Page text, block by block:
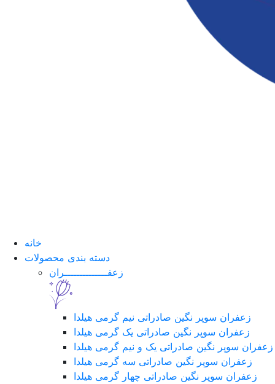
خانه
دسته بندی محصولات
زعفــــــــــــــران
زعفران سوپر نگین صادراتی نیم گرمی هیلدا
زعفران سوپر نگین صادراتی یک گرمی هیلدا
زعفران سوپر نگین صادراتی یک و نیم گرمی هیلدا
زعفران سوپر نگین صادراتی سه گرمی هیلدا
زعفران سوپر نگین صادراتی چهار گرمی هیلدا